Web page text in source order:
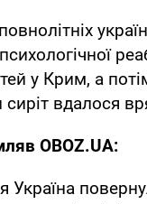
у Крим, а
сиріт вдалося
OBOZ.UA:
Україна